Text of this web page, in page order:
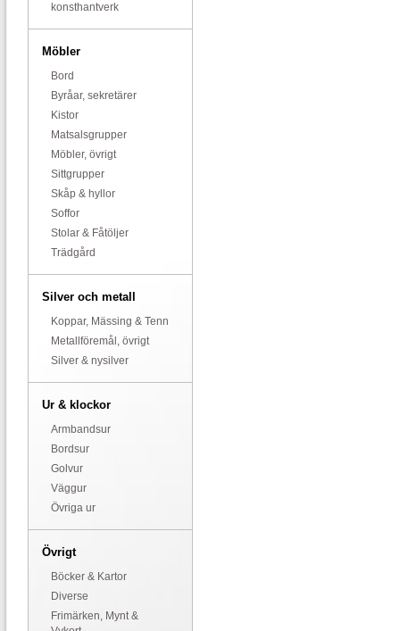
konsthantverk
Möbler
Bord
Byråar, sekretärer
Kistor
Matsalsgrupper
Möbler, övrigt
Sittgrupper
Skåp & hyllor
Soffor
Stolar & Fåtöljer
Trädgård
Silver och metall
Koppar, Mässing & Tenn
Metallföremål, övrigt
Silver & nysilver
Ur & klockor
Armbandsur
Bordsur
Golvur
Väggur
Övriga ur
Övrigt
Böcker & Kartor
Diverse
Frimärken, Mynt &